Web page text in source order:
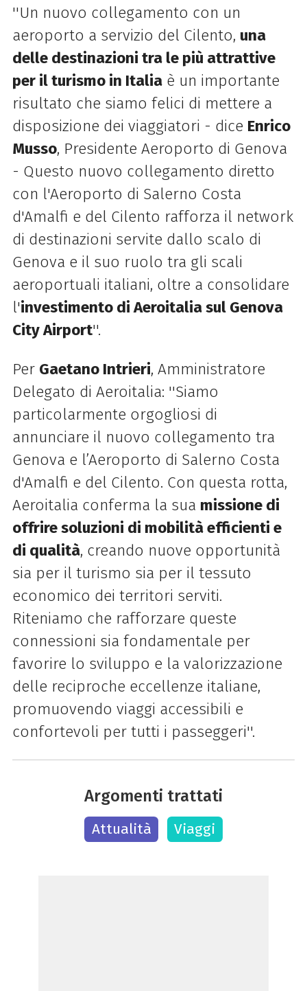
''Un nuovo collegamento con un
aeroporto a servizio del Cilento, una
delle destinazioni tra le più attrattive
per il turismo in Italiaè un importante
risultato che siamo felici di mettere a
disposizione dei viaggiatori - dice Enrico
Musso, Presidente Aeroporto di Genova
- Questo nuovo collegamento diretto
con l'Aeroporto di Salerno Costa
d'Amalfi e del Cilento rafforza il network
di destinazioni servite dallo scalo di
Genova e il suo ruolo tra gli scali
aeroportuali italiani, oltre a consolidare
l'investimento di Aeroitalia sul Genova
City Airport''.
Per Gaetano Intrieri, Amministratore
Delegato di Aeroitalia: ''Siamo
particolarmente orgogliosi di
annunciare il nuovo collegamento tra
Genova e l’Aeroporto di Salerno Costa
d'Amalfi e del Cilento. Con questa rotta,
Aeroitalia conferma la sua missione di
offrire soluzioni di mobilità efficienti e
di qualità, creando nuove opportunità
sia per il turismo sia per il tessuto
economico dei territori serviti.
Riteniamo che rafforzare queste
connessioni sia fondamentale per
favorire lo sviluppo e la valorizzazione
delle reciproche eccellenze italiane,
promuovendo viaggi accessibili e
confortevoli per tutti i passeggeri''.
Argomenti trattati
Attualità Viaggi